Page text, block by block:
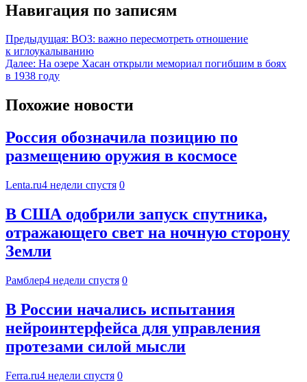
Навигация по записям
Предыдущая: ВОЗ: важно пересмотреть отношение
к иглоукалыванию
Далее: На озере Хасан открыли мемориал погибшим в боях
в 1938 году
Похожие новости
Россия обозначила позицию по
размещению оружия в космосе
Lenta.ru4 недели спустя 0
В США одобрили запуск спутника,
отражающего свет на ночную сторону
Земли
Рамблер4 недели спустя 0
В России начались испытания
нейроинтерфейса для управления
протезами силой мысли
Ferra.ru4 недели спустя 0